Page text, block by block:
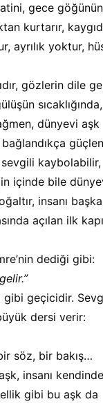
gece göğünün
kurtarır,
ayrılık yoktur,
gözlerin dile
dünyevi aşk
kaybolabilir,
içinde bile
insanı
açılan ilk
dediği gibi:
gibi geçicidir.
dersi verir:
söz, bir bakış…
insanı
gibi bu aşk da